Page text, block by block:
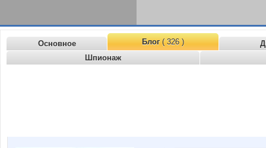
Основное Блог( 326 )
Шпионаж